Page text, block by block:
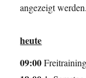
angezeigt werden.
heute
09:00